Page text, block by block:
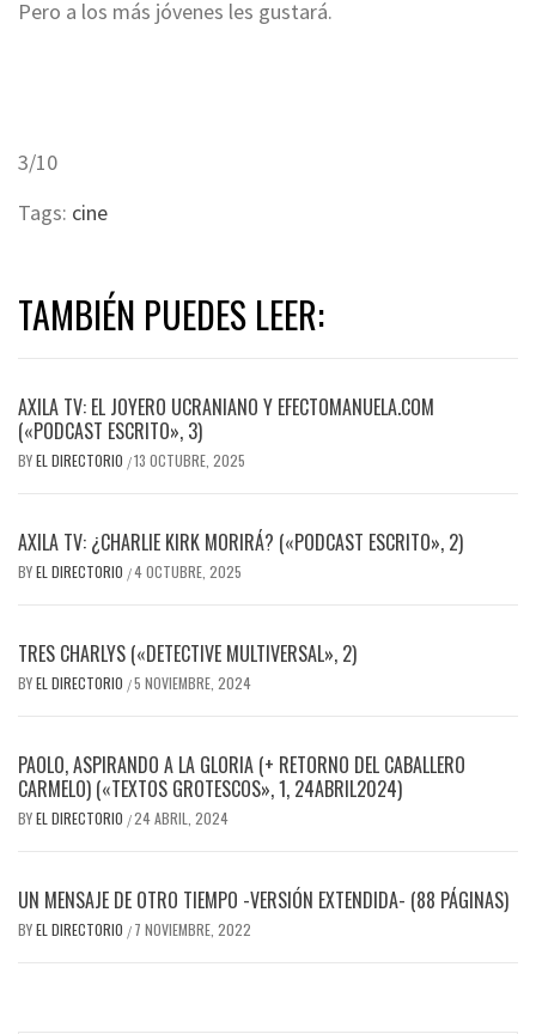
Pero a los más jóvenes les gustará.
3/10
Tags: cine
TAMBIÉN PUEDES LEER:
AXILA TV: EL JOYERO UCRANIANO Y EFECTOMANUELA.COM
(«PODCAST ESCRITO», 3)
BYEL DIRECTORIO /13 OCTUBRE, 2025
AXILA TV: ¿CHARLIE KIRK MORIRÁ? («PODCAST ESCRITO», 2)
BYEL DIRECTORIO /4 OCTUBRE, 2025
TRES CHARLYS («DETECTIVE MULTIVERSAL», 2)
BYEL DIRECTORIO /5 NOVIEMBRE, 2024
PAOLO, ASPIRANDO A LA GLORIA (+ RETORNO DEL CABALLERO
CARMELO) («TEXTOS GROTESCOS», 1, 24ABRIL2024)
BYEL DIRECTORIO /24 ABRIL, 2024
UN MENSAJE DE OTRO TIEMPO -VERSIÓN EXTENDIDA- (88 PÁGINAS)
BYEL DIRECTORIO / 7 NOVIEMBRE, 2022